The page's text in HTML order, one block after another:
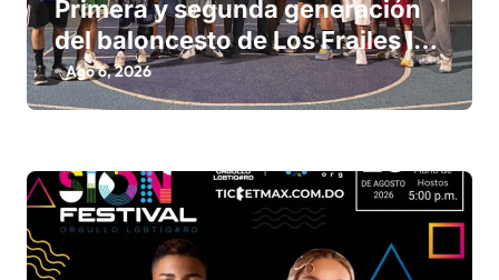
a
d
a
Primera y segunda generación
del baloncesto de Los Frailes I
fortalecen la hermandad en
histórico reencuentro
Ago 6, 2026